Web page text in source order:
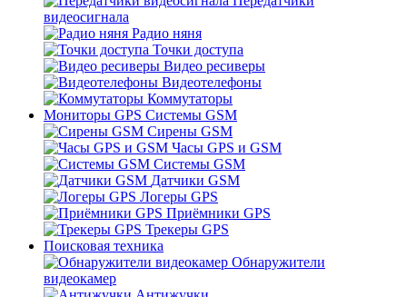
видеосигнала
Радио няня
Точки доступа
Видео ресиверы
Видеотелефоны
Коммутаторы
Мониторы GPS Системы GSM
Сирены GSM
Часы GPS и GSM
Системы GSM
Датчики GSM
Логеры GPS
Приёмники GPS
Трекеры GPS
Поисковая техника
Обнаружители
видеокамер